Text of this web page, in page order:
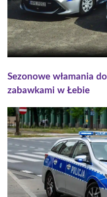
Sezonowe włamania
zabawkami w Łebie